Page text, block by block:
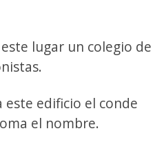
lugar un colegio de
este edificio el conde
el nombre.